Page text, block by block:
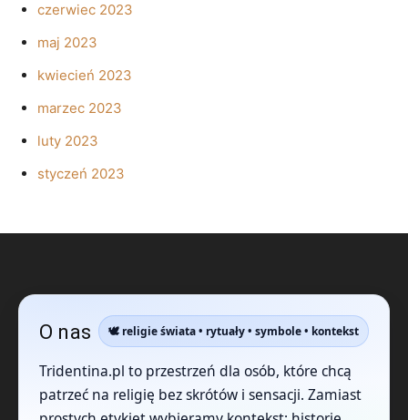
czerwiec 2023
maj 2023
kwiecień 2023
marzec 2023
luty 2023
styczeń 2023
O nas 🕊️ religie świata • rytuały • symbole • kontekst
Tridentina.pl to przestrzeń dla osób, które chcą
patrzeć na religię bez skrótów i sensacji. Zamiast